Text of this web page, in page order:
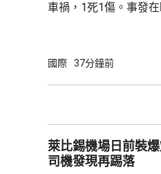
車禍，1死1傷。事發
歲父親當場死亡，年約
者，妥善保存死者遺
內的親屬，將為家屬在
國際 37分鐘前
萊比錫機場日前裝
司機發現再踢落